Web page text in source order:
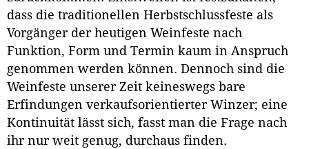
dass die traditionellen Herbstschlussfeste als
Vorgänger der heutigen Weinfeste nach
Funktion, Form und Termin kaum in Anspruch
genommen werden können. Dennoch sind die
Weinfeste unserer Zeit keineswegs bare
Erfindungen verkaufsorientierter Winzer; eine
Kontinuität lässt sich, fasst man die Frage nach
ihr nur weit genug, durchaus finden.